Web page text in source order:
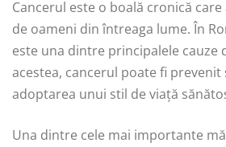
Cancerul este o boală cronică
de oameni din întreaga lume. În
este una dintre principalele cauze
acestea, cancerul poate fi
adoptarea unui stil de viață
Una dintre cele mai importante